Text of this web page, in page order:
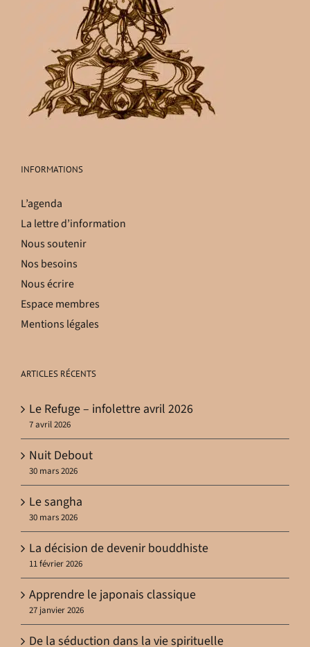
INFORMATIONS
L’agenda
La lettre d’information
Nous soutenir
Nos besoins
Nous écrire
Espace membres
Mentions légales
ARTICLES RÉCENTS
Le Refuge – infolettre avril 2026
7 avril 2026
Nuit Debout
30 mars 2026
Le sangha
30 mars 2026
La décision de devenir bouddhiste
11 février 2026
Apprendre le japonais classique
27 janvier 2026
De la séduction dans la vie spirituelle